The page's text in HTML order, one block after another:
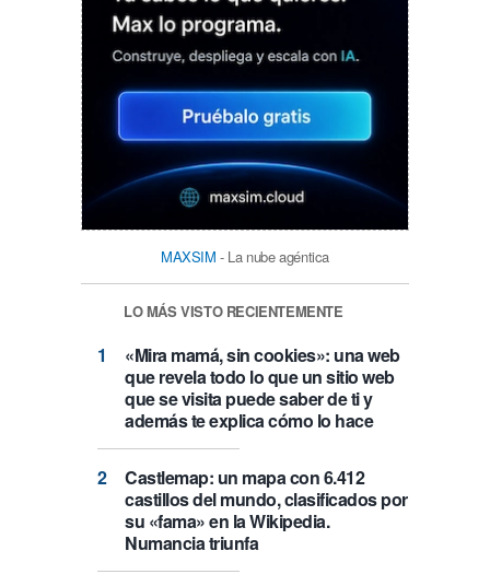
MAXSIM - La nube agéntica
LO MÁS VISTO RECIENTEMENTE
«Mira mamá, sin cookies»: una web
que revela todo lo que un sitio web
que se visita puede saber de ti y
además te explica cómo lo hace
Castlemap: un mapa con 6.412
castillos del mundo, clasificados por
su «fama» en la Wikipedia.
Numancia triunfa